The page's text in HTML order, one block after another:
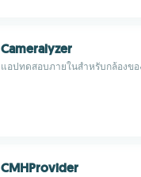
Cameralyzer
แอปทดสอบภายในสำหรับกล้องขอ
CMHProvider